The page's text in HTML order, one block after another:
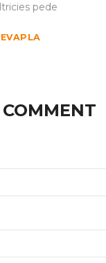
pede